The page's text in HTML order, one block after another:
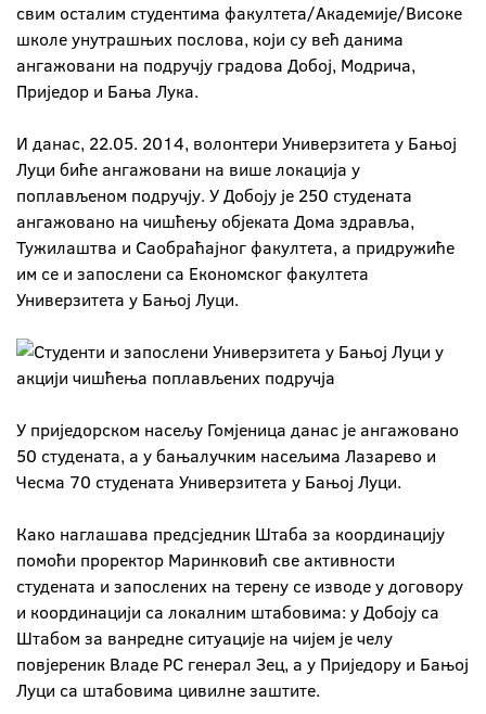
свим осталим студентима факултета/Академије/Високе
школе унутрашњих послова, који су већ данима
ангажовани на подручју градова Добој, Модрича,
Приједор и Бања Лука.
И данас, 22.05. 2014, волонтери Универзитета у Бањој
Луци биће ангажовани на више локација у
поплављеном подручју. У Добоју је 250 студената
ангажовано на чишћењу објеката Дома здравља,
Тужилаштва и Саобраћајног факултета, а придружиће
им се и запослени са Економског факултета
Универзитета у Бањој Луци.
У приједорском насељу Гомјеница данас је ангажовано
50 студената, а у бањалучким насељима Лазарево и
Чесма 70 студената Универзитета у Бањој Луци.
Како наглашава предсједник Штаба за координацију
помоћи проректор Маринковић све активности
студената и запослених на терену се изводе у договору
и координацији са локалним штабовима: у Добоју са
Штабом за ванредне ситуације на чијем је челу
повјереник Владе РС генерал Зец, а у Приједору и Бањој
Луци са штабовима цивилне заштите.